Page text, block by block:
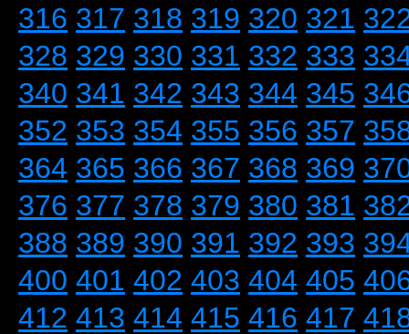
316 317 318 319 320 321
328 329 330 331 332 333
340 341 342 343 344 345
352 353 354 355 356 357
364 365 366 367 368 369
376 377 378 379 380 381
388 389 390 391 392 393
400 401 402 403 404 405
412 413 414 415 416 417